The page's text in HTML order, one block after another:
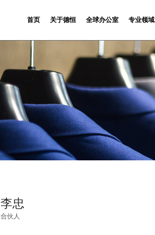
首页 关于德恒 全球办公室 专业领域
李忠
合伙人